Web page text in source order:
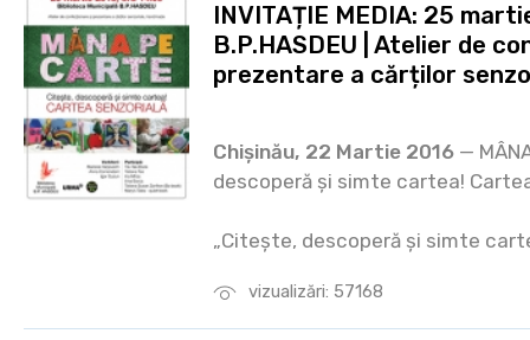
vizualizări: 57168
INVITAȚIE MEDIA: 25
B.P.HASDEU | Atelier de
prezentare a cărților
Chișinău, 22 Martie 2016 —
descoperă și simte cartea!
„Citește, descoperă și simte